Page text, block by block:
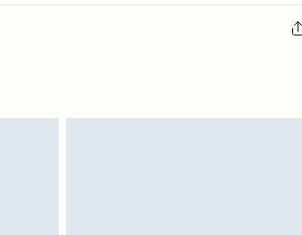
€7.99
les cosmétiques, les bijoux pour piercings, les jouets
compris le linge de lit, les matelas, les surmatelas et les